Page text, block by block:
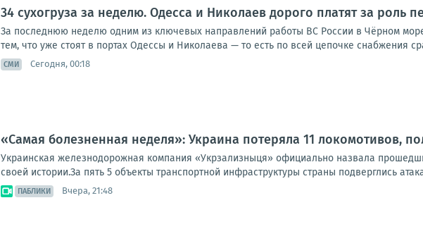
34 сухогруза за неделю. Одесса и Николаев дорого платят за роль
За последнюю неделю одним из ключевых направлений работы ВС России в Чёрном
тем, что уже стоят в портах Одессы и Николаева — то есть по всей цепочке снабжения
СМИ Сегодня, 00:18
«Самая болезненная неделя»: Украина потеряла 11 локомотивов,
Украинская железнодорожная компания «Укрзализныця» официально назвала
своей истории.За пять 5 объекты транспортной инфраструктуры страны подверглись
ПАБЛИКИ Вчера, 21:48